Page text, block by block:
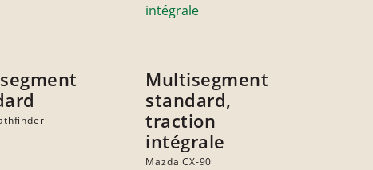
Multisegment
standard,
traction
intégrale
Mazda CX-90